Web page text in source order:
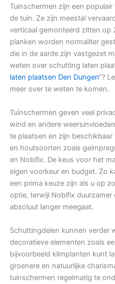
Tuinschermen zijn een
de tuin. Ze zijn meestal
verticaal gemonteerd zitten op
planken worden normaliter
die in de aarde zijn vastgezet
weten over schutting laten
laten plaatsen Den Dungen“?
meer over te weten te komen.
Tuinschermen geven veel
wind en andere
te plaatsen en zijn
en houtsoorten zoals
en Nobifix. De keus voor het
eigen voorkeur en budget. Zo
een prima keuze zijn als u op
optie, terwijl Nobifix
absoluut langer meegaat.
Schuttingdelen kunnen verder
decoratieve elementen zoals
bijvoorbeeld klimplanten kunt
groenere en natuurlijke
tuinschermen regelmatig te